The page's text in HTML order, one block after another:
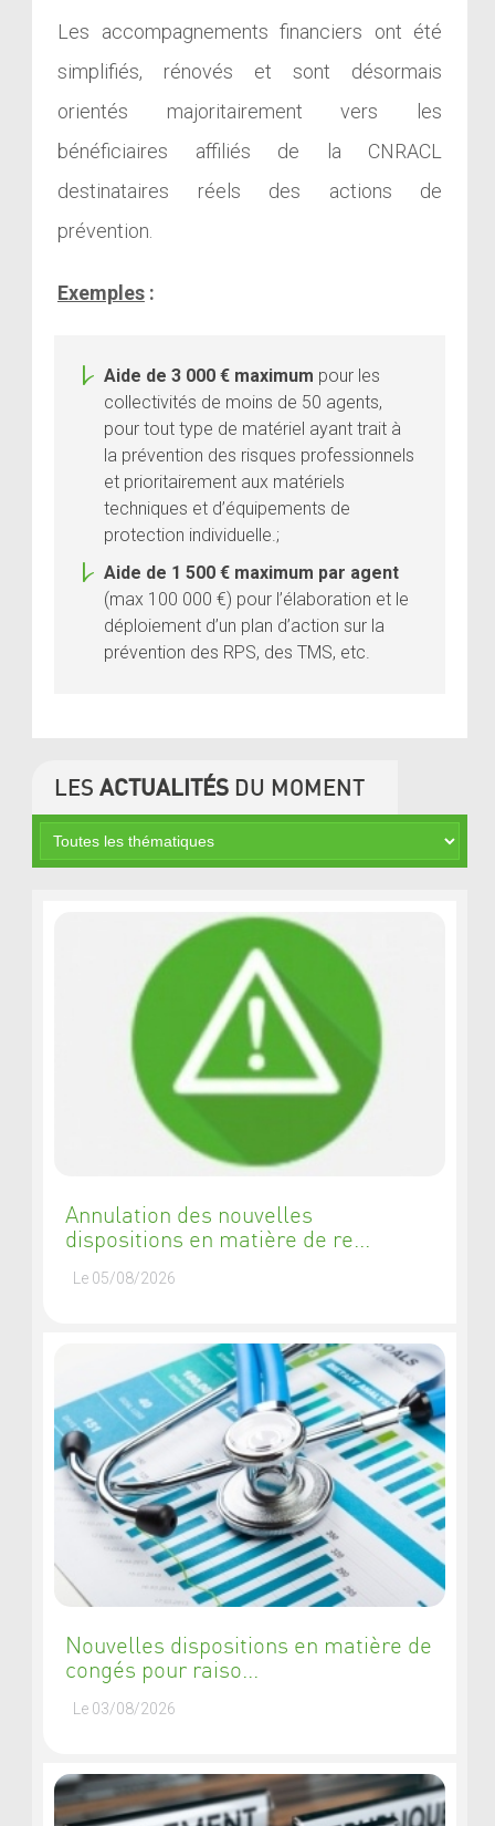
Les accompagnements financiers ont été
simplifiés, rénovés et sont désormais
orientés majoritairement vers les
bénéficiaires affiliés de la CNRACL
destinataires réels des actions de
prévention.
Exemples:
Aide de 3 000 € maximum pour les
collectivités de moins de 50 agents,
pour tout type de matériel ayant trait à
la prévention des risques professionnels
et prioritairement aux matériels
techniques et d’équipements de
protection individuelle.;
Aide de 1 500 € maximum par agent
(max 100 000 €) pour l’élaboration et le
déploiement d’un plan d’action sur la
prévention des RPS, des TMS, etc.
LES ACTUALITÉSDU MOMENT
Annulation des nouvelles
dispositions en matière de re...
Le 05/08/2026
Nouvelles dispositions en matière de
congés pour raiso...
Le 03/08/2026